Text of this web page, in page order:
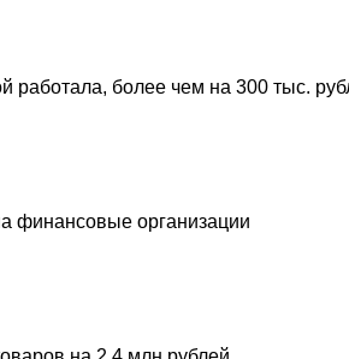
работала, более чем на 300 тыс.
финансовые организации